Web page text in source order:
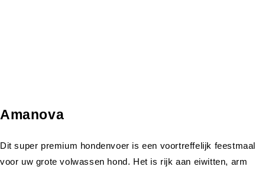
Amanova
Dit super premium hondenvoer is een voortreffelijk feestmaal
voor uw grote volwassen hond. Het is rijk aan eiwitten, arm